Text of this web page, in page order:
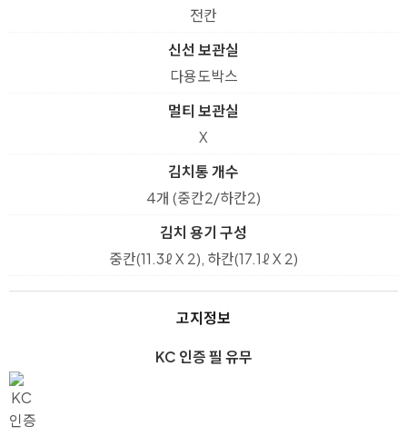
전칸
신선 보관실
다용도박스
멀티 보관실
X
김치통 개수
4개 (중칸2/하칸2)
김치 용기 구성
중칸(11.3ℓ X 2), 하칸(17.1ℓ X 2)
고지정보
KC 인증 필 유무